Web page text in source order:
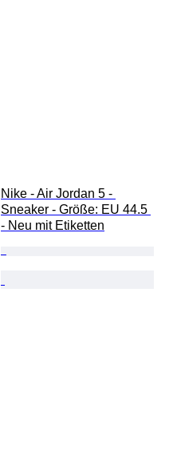
Nike - Air Jordan 5 -
Sneaker - Größe: EU 44.5
- Neu mit Etiketten